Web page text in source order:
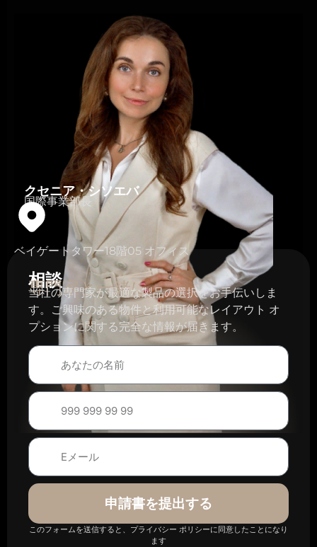
相談
専門家と一緒に
当社の専門家が最適な製品の選択をお手伝いしま
す。ご興味のある物件と利用可能なレイアウト オ
プションに関する完全な情報が届きます。
申請書を提出する
このフォームを送信すると、プライバシー ポリシーに同意したことになり
ます
クセニア・シソエバ
国際事業部長
ベイゲートタワー18階05 オフィス